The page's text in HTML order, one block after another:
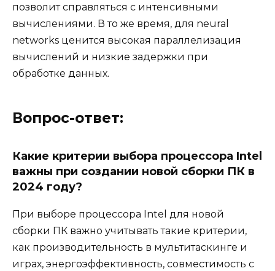
позволит справляться с интенсивными
вычислениями. В то же время, для neural
networks ценится высокая параллелизация
вычислений и низкие задержки при
обработке данных.
Вопрос-ответ:
Какие критерии выбора процессора Intel
важны при создании новой сборки ПК в
2024 году?
При выборе процессора Intel для новой
сборки ПК важно учитывать такие критерии,
как производительность в мультитаскинге и
играх, энергоэффективность, совместимость с